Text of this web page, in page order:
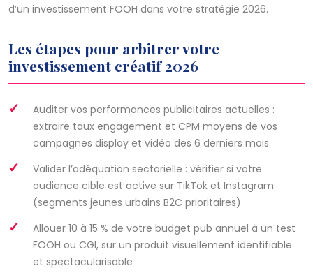
d’un investissement FOOH dans votre stratégie 2026.
Les étapes pour arbitrer votre
investissement créatif 2026
Auditer vos performances publicitaires actuelles :
extraire taux engagement et CPM moyens de vos
campagnes display et vidéo des 6 derniers mois
Valider l’adéquation sectorielle : vérifier si votre
audience cible est active sur TikTok et Instagram
(segments jeunes urbains B2C prioritaires)
Allouer 10 à 15 % de votre budget pub annuel à un test
FOOH ou CGI, sur un produit visuellement identifiable
et spectacularisable